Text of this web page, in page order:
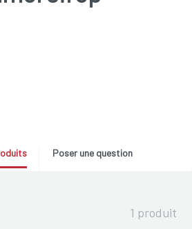
Poser une question
1 produit